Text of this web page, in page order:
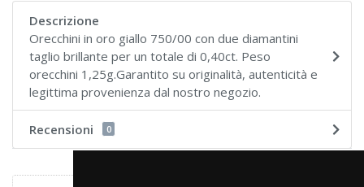
Descrizione
Orecchini in oro giallo 750/00 con due diamantini
taglio brillante per un totale di 0,40ct. Peso
orecchini 1,25g.Garantito su originalità, autenticità e
legittima provenienza dal nostro negozio.
Recensioni 0